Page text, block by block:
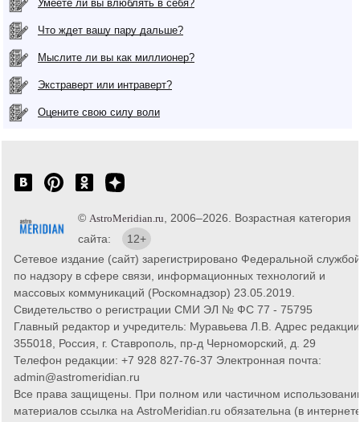
Умеете ли вы влюблять в себя?
Что ждет вашу пару дальше?
Мыслите ли вы как миллионер?
Экстраверт или интраверт?
Оцените свою силу воли
© AstroMeridian.ru , 2006–2026. Возрастная категория
сайта:
12+
Сетевое издание (сайт) зарегистрировано Федеральной службой
по надзору в сфере связи, информационных технологий и
массовых коммуникаций (Роскомнадзор) 23.05.2019.
Свидетельство о регистрации СМИ ЭЛ № ФС 77 - 75795
Главный редактор и учредитель: Муравьева Л.В. Адрес
355018, Россия, г. Ставрополь, пр-д Черноморский, д. 29
Телефон редакции: +7 928 827-76-37 Электронная почта:
admin@astromeridian.ru
Все права защищены. При полном или частичном
материалов ссылка на AstroMeridian.ru обязательна (в